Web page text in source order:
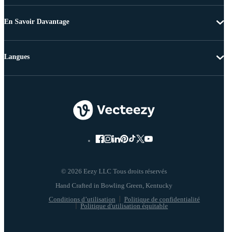
En Savoir Davantage
© 2026 Eezy LLC Tous droits réservés
Conditions d’utilisation
Politique de confidentialité
Politique d'utilisation équitable
Langues